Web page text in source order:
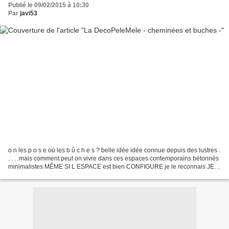
Publié le 09/02/2015 à 10:30
Par javi53
o n les p o s e où les b û c h e s ? belle idée idée connue depuis des lustres .
. . . .mais comment peut on vivre dans ces espaces contemporains bétonnés
minimalistes MÊME SI L ESPACE est bien CONFIGURE je le reconnais JE